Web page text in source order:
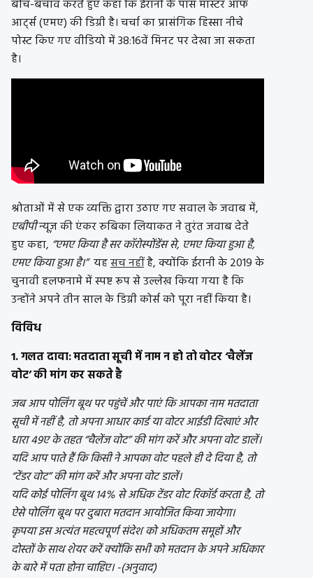
बीच-बचाव करते हुए कहा कि ईरानी के पास मास्टर ऑफ
आर्ट्स (एमए) की डिग्री है। चर्चा का प्रासंगिक हिस्सा नीचे
पोस्ट किए गए वीडियो में 38:16वें मिनट पर देखा जा सकता
है।
श्रोताओं में से एक व्यक्ति द्वारा उठाए गए सवाल के जवाब में,
एबीपीन्यूज़ की एंकर रुबिका लियाकत ने तुरंत जवाब देते
हुए कहा, “एमए किया है सर कॉरोस्पोंडेंस से, एमए किया हुआ है,
एमए किया हुआ है।”यहसच नहींहै, क्योंकि ईरानी के 2019 के
चुनावी हलफनामे में स्पष्ट रूप से उल्लेख किया गया है कि
उन्होंने अपने तीन साल के डिग्री कोर्स को पूरा नहीं किया है।
विविध
1. गलत दावा: मतदाता सूची में नाम न हो तो वोटर ‘चैलेंज
वोट’ की मांग कर सकते है
जब आप पोलिंग बूथ पर पहुंचें और पाएं कि आपका नाम मतदाता
सूची में नहीं है, तो अपना आधार कार्ड या वोटर आईडी दिखाएं और
धारा 49ए के तहत “चैलेंज वोट” की मांग करें और अपना वोट डालें।
यदि आप पाते हैं कि किसी ने आपका वोट पहले ही दे दिया है, तो
“टेंडर वोट” की मांग करें और अपना वोट डालें।
यदि कोई पोलिंग बूथ 14% से अधिक टेंडर वोट रिकॉर्ड करता है, तो
ऐसे पोलिंग बूथ पर दुबारा मतदान आयोजित किया जायेगा।
कृपया इस अत्यंत महत्वपूर्ण संदेश को अधिकतम समूहों और
दोस्तों के साथ शेयर करें क्योंकि सभी को मतदान के अपने अधिकार
के बारे में पता होना चाहिए। -(अनुवाद)